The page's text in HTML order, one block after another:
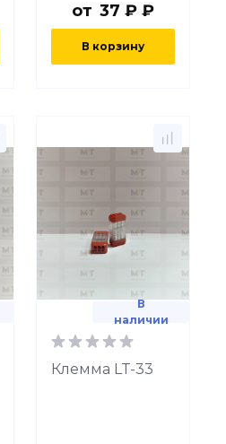
от 37 ₽ ₽
В корзину
В
наличии
Клемма LT-33